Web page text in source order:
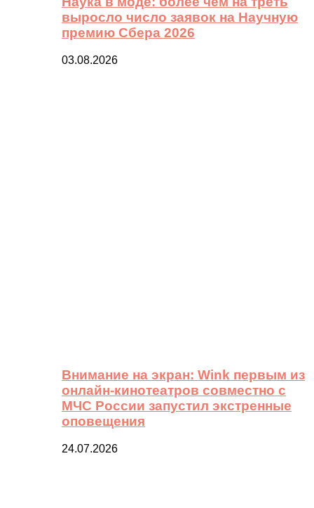
выросло число заявок на Научную
премию Сбера 2026
03.08.2026
Внимание на экран: Wink первым из
онлайн-кинотеатров совместно с
МЧС России запустил экстренные
оповещения
24.07.2026